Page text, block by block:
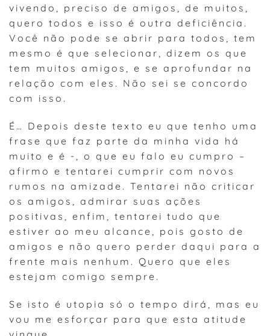
vivendo, preciso de amigos, de muitos,
quero todos e isso é outra deficiência.
Você não pode se abrir para todos, tem
mesmo é que selecionar, dizem os que
tem muitos amigos, e se aprofundar na
relação com eles. Não sei se concordo
com isso.
É… Depois deste texto eu que tenho uma
frase que faz parte da minha vida há
muito e é -, o que eu falo eu cumpro –
afirmo e tentarei cumprir com novos
rumos na amizade. Tentarei não criticar
os amigos, admirar suas ações
positivas, enfim, tentarei tudo que
estiver ao meu alcance, pois gosto de
amigos e não quero perder daqui para a
frente mais nenhum. Quero que eles
estejam comigo sempre.
Se isto é utopia só o tempo dirá, mas eu
vou me esforçar para que esta atitude